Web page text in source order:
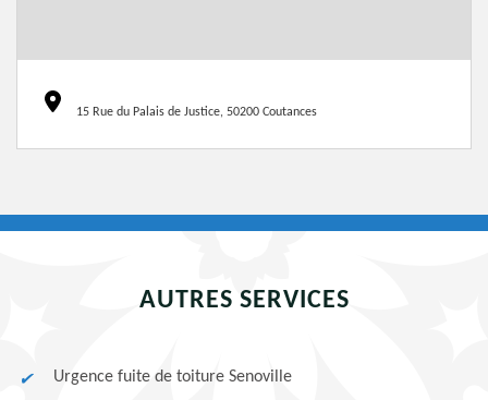
15 Rue du Palais de Justice, 50200 Coutances
AUTRES SERVICES
Urgence fuite de toiture Senoville